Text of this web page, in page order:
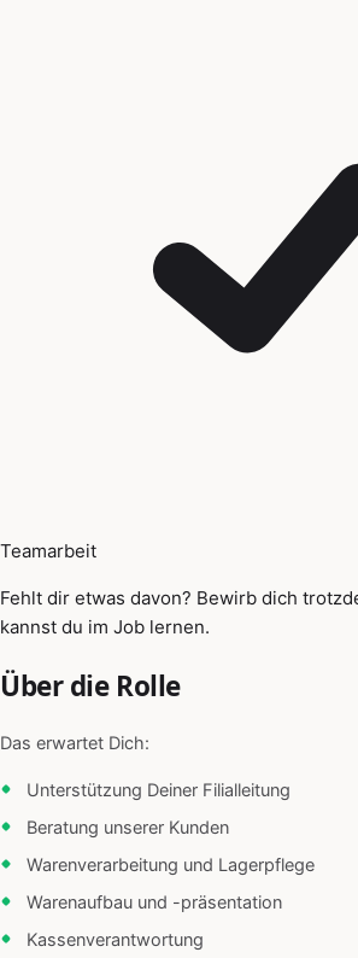
Teamarbeit
Fehlt dir etwas davon? Bewirb dich
kannst du im Job lernen.
Über die Rolle
Das erwartet Dich:
Unterstützung Deiner Filialleitung
Beratung unserer Kunden
Warenverarbeitung und Lagerpflege
Warenaufbau und -präsentation
Kassenverantwortung